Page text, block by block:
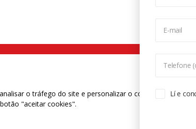
E-mail
Telefone
Lí e
9200 - Fax (11) 2108 9310
o tráfego do site e personalizar o conteúdo. Para
"aceitar cookies".